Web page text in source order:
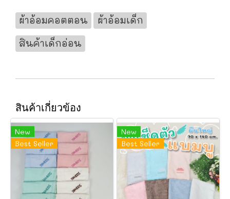
ผ้าอ้อมคอตตอน
ผ้าอ้อมเด็ก
สินค้าเด็กอ่อน
สินค้าเกี่ยวข้อง
New
Best Seller
New
Best Seller